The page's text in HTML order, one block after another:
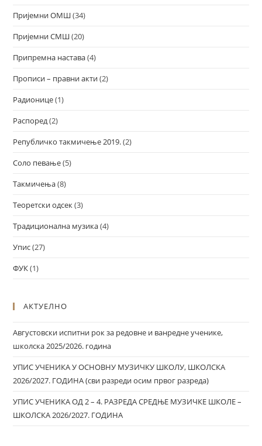
Пријемни ОМШ(34)
Пријемни СМШ(20)
Припремна настава(4)
Прописи – правни акти(2)
Радионице(1)
Распоред(2)
Републичко такмичење 2019.(2)
Соло певање(5)
Такмичења(8)
Теоретски одсек (3)
Традиционална музика(4)
Упис(27)
ФУК(1)
АКТУЕЛНО
Августовски испитни рок за редовне и ванредне ученике,
школска 2025/2026. година
УПИС УЧЕНИКА У ОСНОВНУ МУЗИЧКУ ШКОЛУ, ШКОЛСКА
2026/2027. ГОДИНА (сви разреди осим првог разреда)
УПИС УЧЕНИКА ОД 2 – 4. РАЗРЕДА СРЕДЊЕ МУЗИЧКЕ ШКОЛЕ –
ШКОЛСКА 2026/2027. ГОДИНА